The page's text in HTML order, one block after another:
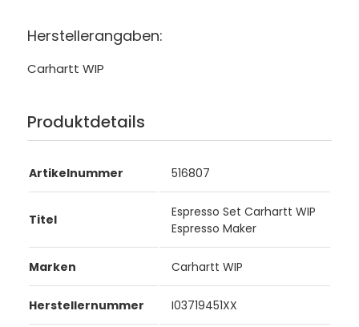
Herstellerangaben:
Carhartt WIP
Produktdetails
Artikelnummer 516807
Titel
Espresso Set Carhartt WIP
Espresso Maker
Marken Carhartt WIP
Herstellernummer I03719451XX